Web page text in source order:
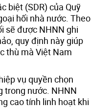
biệt (SDR) của Quỹ
hối nhà nước. Theo
sẽ được NHNN ghi
quy định này giúp
thù mà Việt Nam
vụ quyền chọn
trong nước. NHNN
cao tính linh hoạt khi